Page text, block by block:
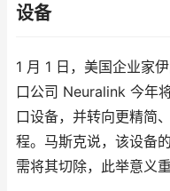
设备
1 月 1 日，美国企业家
口公司 Neuralink 今年
口设备，并转向更精简
程。马斯克说，该设备
需将其切除，此举意义重